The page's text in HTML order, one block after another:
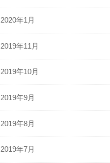
2020年1月
2019年11月
2019年10月
2019年9月
2019年8月
2019年7月